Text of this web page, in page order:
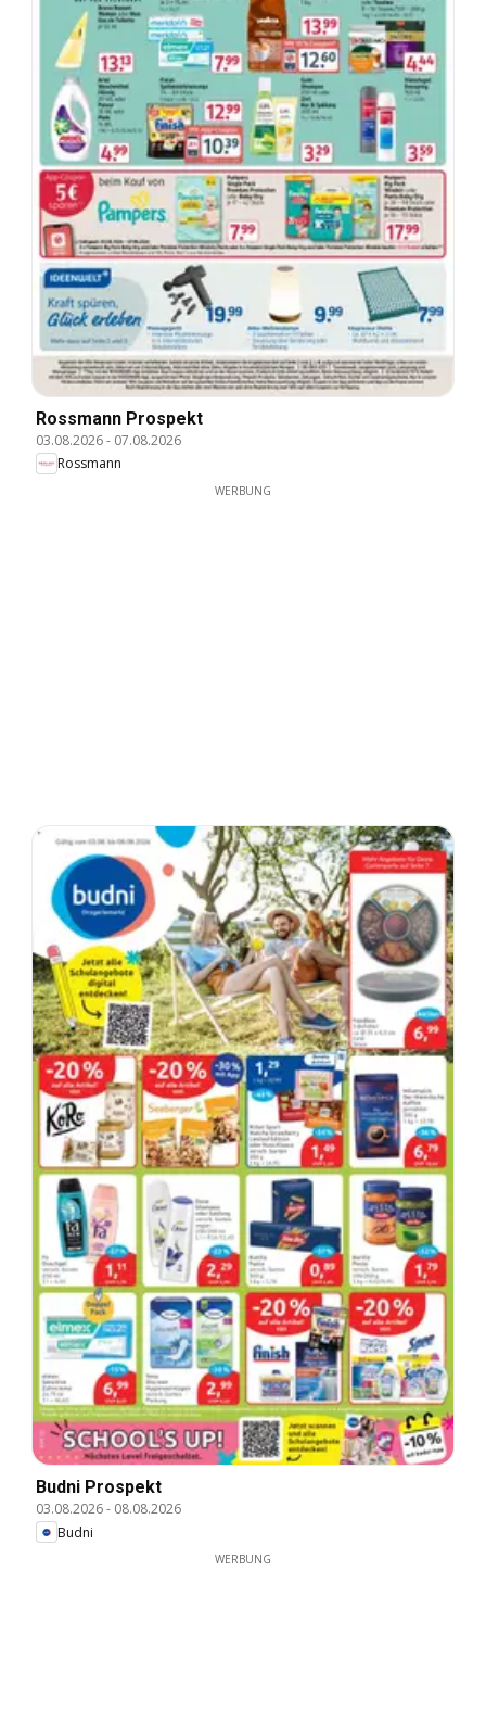
Rossmann Prospekt
03.08.2026- 07.08.2026
Rossmann
WERBUNG
Budni Prospekt
03.08.2026- 08.08.2026
Budni
WERBUNG